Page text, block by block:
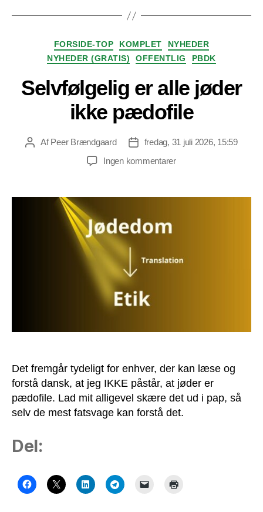
Kategorier
FORSIDE-TOP KOMPLET
NYHEDER
NYHEDER (GRATIS)
OFFENTLIG PBDK
Selvfølgelig er alle jøder
ikke pædofile
Indlægsforfatter
AfPeer Brændgaard Indlægsdato
fredag, 31 juli 2026, 15:59
Ingen kommentarertil
alle
Det fremgår tydeligt for enhver, der kan læse og
forstå dansk, at jeg IKKE påstår, at jøder er
pædofile. Lad mit alligevel skære det ud i pap, så
selv de mest fatsvage kan forstå det.
Del: